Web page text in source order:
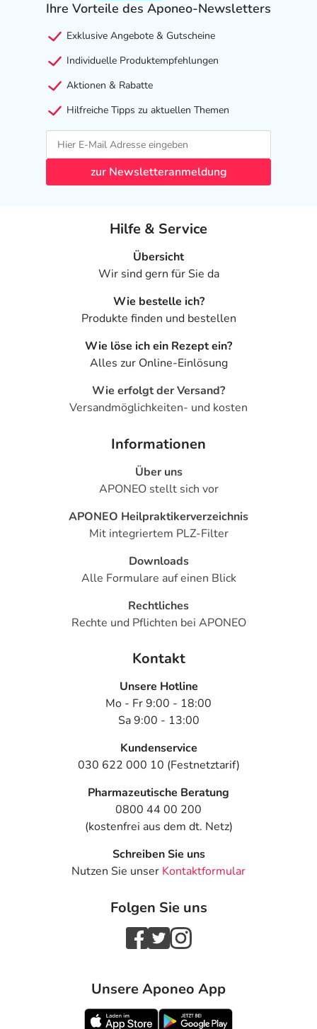
Ihre Vorteile des Aponeo-Newsletters
Exklusive Angebote & Gutscheine
Individuelle Produktempfehlungen
Aktionen & Rabatte
Hilfreiche Tipps zu aktuellen Themen
zur Newsletteranmeldung
Hilfe & Service
Übersicht
Wir sind gern für Sie da
Wie bestelle ich?
Produkte finden und bestellen
Wie löse ich ein Rezept ein?
Alles zur Online-Einlösung
Wie erfolgt der Versand?
Versandmöglichkeiten- und kosten
Informationen
Über uns
APONEO stellt sich vor
APONEO Heilpraktikerverzeichnis
Mit integriertem PLZ-Filter
Downloads
Alle Formulare auf einen Blick
Rechtliches
Rechte und Pflichten bei APONEO
Kontakt
Unsere Hotline
Mo - Fr 9:00 - 18:00
Sa 9:00 - 13:00
Kundenservice
030 622 000 10 (Festnetztarif)
Pharmazeutische Beratung
0800 44 00 200
(kostenfrei aus dem dt. Netz)
Schreiben Sie uns
Nutzen Sie unser Kontaktformular
Folgen Sie uns
Unsere Aponeo App